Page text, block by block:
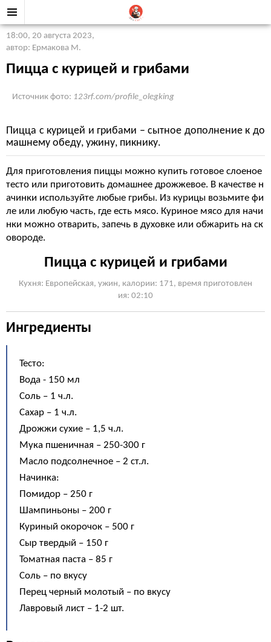
18:00, 20 августа 2023,
автор: Ермакова М.
Пицца с курицей и грибами
Источник фото: 123rf.com/profile_olegking
Пицца с курицей и грибами – сытное дополнение к до
машнему обеду, ужину, пикнику.
Для приготовления пиццы можно купить готовое слоеное
тесто или приготовить домашнее дрожжевое. В качестве н
ачинки используйте любые грибы. Из курицы возьмите фи
ле или любую часть, где есть мясо. Куриное мясо для начи
нки можно отварить, запечь в духовке или обжарить на ск
овороде.
Пицца с курицей и грибами
Кухня: Европейская, ужин, калории: 171, время приготовлен
ия: 02:10
Ингредиенты
Тесто:
Вода - 150 мл
Соль – 1 ч.л.
Сахар – 1 ч.л.
Дрожжи сухие – 1,5 ч.л.
Мука пшеничная – 250-300 г
Масло подсолнечное – 2 ст.л.
Начинка:
Помидор – 250 г
Шампиньоны – 200 г
Куриный окорочок – 500 г
Сыр твердый – 150 г
Томатная паста – 85 г
Соль – по вкусу
Перец черный молотый – по вкусу
Лавровый лист – 1-2 шт.